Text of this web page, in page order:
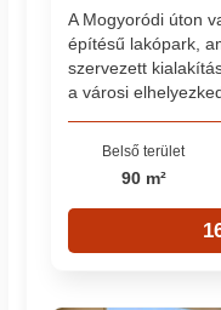
A Mogyoródi úton
építésű lakópark,
szervezett
a városi
Belső terület
90 m²